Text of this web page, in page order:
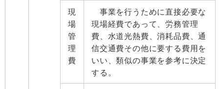
現
場
管
理
費
事業を行うために直接必要な
現場経費であって、労務管理
費、水道光熱費、消耗品費、通
信交通費その他に要する費用を
いい、類似の事業を参考に決定
する。